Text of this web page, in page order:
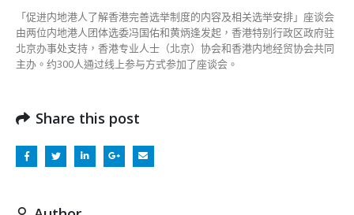
「促进内地港人了解香港完善选举制度的内容及相关选举安排」座谈会
由两位内地港人团体选委冯国佑和黄炳逢发起，香港特别行政区政府驻
北京办事处支持，香港专业人士（北京）协会和香港内地经贸协会共同
主办。约300人通过线上参与方式参加了座谈会。
Share this post